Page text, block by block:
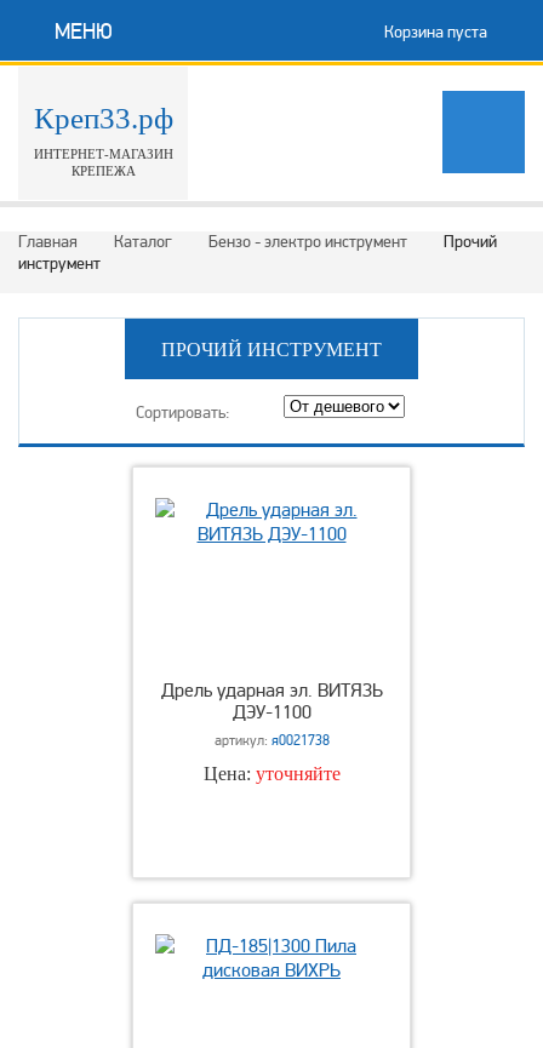
МЕНЮ Корзина пуста
Креп33.рф
ИНТЕРНЕТ-МАГАЗИН
КРЕПЕЖА
Главная Каталог Бензо - электро инструмент
Прочий
инструмент
ПРОЧИЙ ИНСТРУМЕНТ
Сортировать:
Дрель ударная эл. ВИТЯЗЬ
ДЭУ-1100
артикул: я0021738
Цена: уточняйте